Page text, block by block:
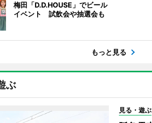
梅田「D.D.HOUSE」でビール
イベント 試飲会や抽選会も
もっと見る
ぶ
見る・遊ぶ